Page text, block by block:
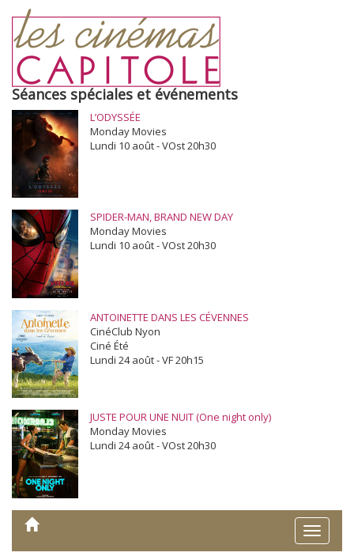
Séances spéciales et événements
L’ODYSSÉE
Monday Movies
Lundi 10 août - VOst 20h30
SPIDER-MAN, BRAND NEW DAY
Monday Movies
Lundi 10 août - VOst 20h30
ANTOINETTE DANS LES CÉVENNES
CinéClub Nyon
Ciné Été
Lundi 24 août - VF 20h15
JUSTE POUR UNE NUIT (One night only)
Monday Movies
Lundi 24 août - VOst 20h30
Toggle